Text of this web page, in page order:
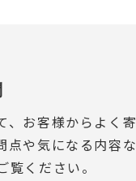
、お客様からよく寄
点や気になる内容な
ください。